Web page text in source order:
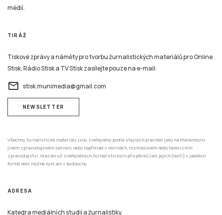
médií.
TIRÁŽ
Tiskové zprávy a náměty pro tvorbu žurnalistických materiálů pro Online
Stisk, Rádio Stisk a TV Stisk zasílejte pouze na e-mail:
email stisk.munimedia@gmail.com
NEWSLETTER
Všechny žurnalistické materiály jsou zveřejněny podle stejných pravidel jako na kterémkoliv
jiném zpravodajském serveru nebo například v novinách, rozhlasovém nebo televizním
zpravodajství. Mazání už zveřejněných žurnalistických příspěvků (ani jejich částí) v jakékoli
formě není možné nyní ani v budoucnu.
ADRESA
Katedra mediálních studií a žurnalistiky,